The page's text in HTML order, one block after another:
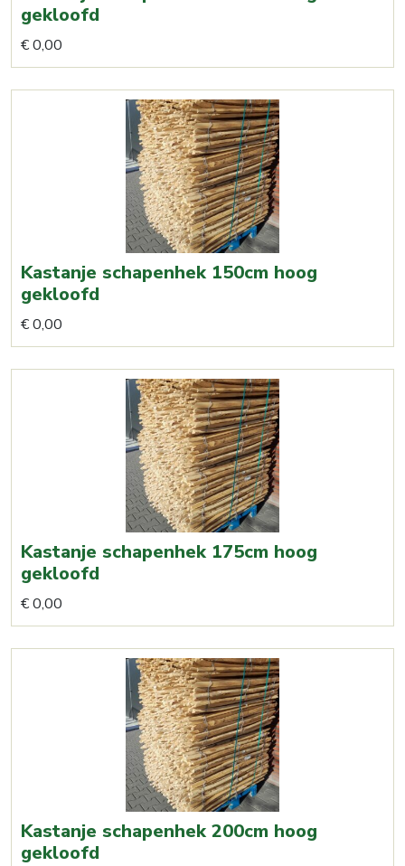
op
gekloofd
€0,00
product
heeft
worden
op
Kastanje schapenhek 150cm hoog
gekloofd
€0,00
Kastanje schapenhek 175cm hoog
gekloofd
€0,00
Kastanje schapenhek 200cm hoog
gekloofd